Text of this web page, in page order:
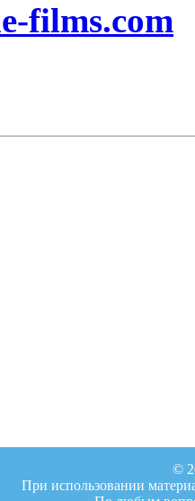
films.com
©
При использовании